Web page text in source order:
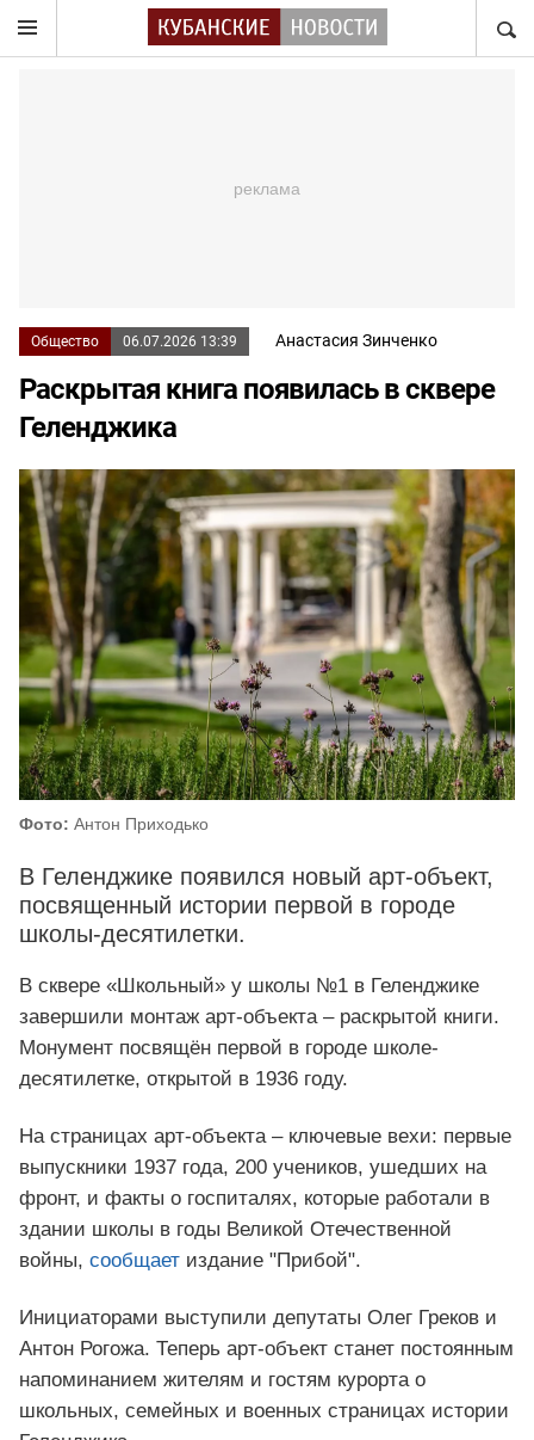
Общество 06.07.2026 13:39 Анастасия Зинченко
Раскрытая книга появилась в сквере
Геленджика
Фото: Антон Приходько
В Геленджике появился новый арт-объект,
посвященный истории первой в городе
школы-десятилетки.
В сквере «Школьный» у школы №1 в Геленджике
завершили монтаж арт-объекта – раскрытой книги.
Монумент посвящён первой в городе школе-
десятилетке, открытой в 1936 году.
На страницах арт-объекта – ключевые вехи: первые
выпускники 1937 года, 200 учеников, ушедших на
фронт, и факты о госпиталях, которые работали в
здании школы в годы Великой Отечественной
войны, сообщает издание "Прибой".
Инициаторами выступили депутаты Олег Греков и
Антон Рогожа. Теперь арт-объект станет постоянным
напоминанием жителям и гостям курорта о
школьных, семейных и военных страницах истории